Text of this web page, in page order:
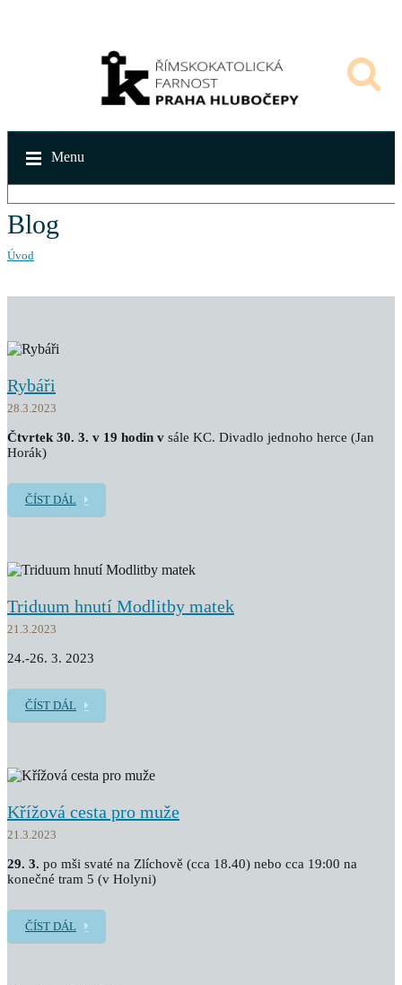
Menu
Blog
Úvod
Rybáři
28.3.2023
Čtvrtek 30. 3. v 19 hodin v sále KC. Divadlo jednoho herce (Jan
Horák)
ČÍST DÁL
Triduum hnutí Modlitby matek
21.3.2023
24.-26. 3. 2023
ČÍST DÁL
Křížová cesta pro muže
21.3.2023
29. 3. po mši svaté na Zlíchově (cca 18.40) nebo cca 19:00 na
konečné tram 5 (v Holyni)
ČÍST DÁL